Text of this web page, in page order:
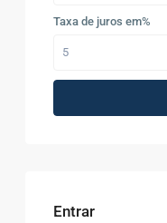
Taxa de juros em%
Entrar